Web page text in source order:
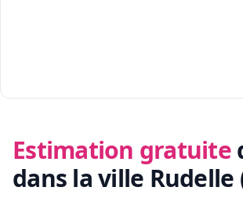
Estimation gratuite
dans la ville Rudelle